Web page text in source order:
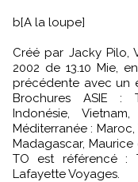
b[A la loupe]
Créé par Jacky Pilo,
2002 de 13.10 Mie,
précédente avec un
Brochures ASIE :
Indonésie,
Méditerranée :
Madagascar,
TO est référencé :
Lafayette Voyages.